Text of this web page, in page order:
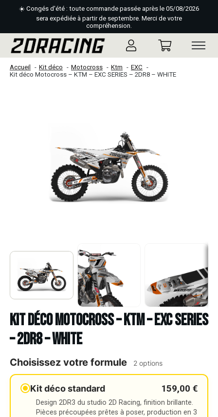
☀️ Congés d'été : toute commande passée après le 05/08/2026
sera expédiée à partir de septembre. Merci de votre
compréhension.
Accueil Kit déco Motocross Ktm
EXC
Kit déco Motocross – KTM – EXC SERIES – 2DR8 – WHITE
Kit déco Motocross – KTM – EXC SERIES
– 2DR8 – WHITE
Choisissez votre formule 2 options
Kit déco standard 159,00 €
Design 2DR3 du studio 2D Racing, finition brillante.
Pièces précoupées prêtes à poser, production en 3